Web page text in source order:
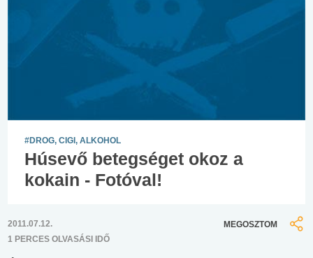
#DROG, CIGI, ALKOHOL
Húsevő betegséget okoz a
kokain - Fotóval!
2011.07.12.
1 PERCES OLVASÁSI IDŐ
MEGOSZTOM